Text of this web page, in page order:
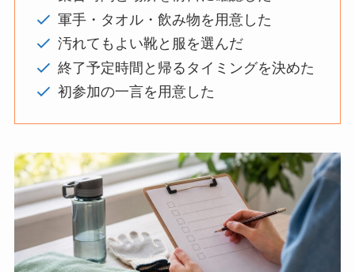
軍手・タオル・飲み物を用意した
汚れてもよい靴と服を選んだ
終了予定時間と帰るタイミングを決めた
初参加の一言を用意した